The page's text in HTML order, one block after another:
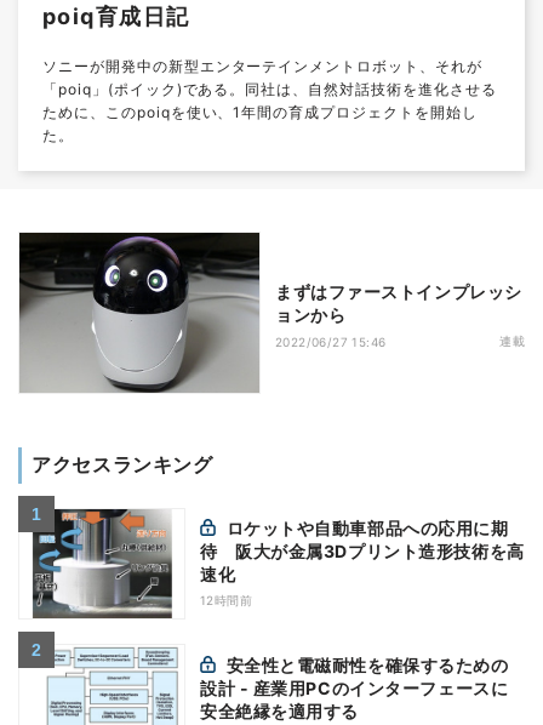
poiq育成日記
ソニーが開発中の新型エンターテインメントロボット、それが
「poiq」(ポイック)である。同社は、自然対話技術を進化させる
ために、このpoiqを使い、1年間の育成プロジェクトを開始し
た。
まずはファーストインプレッシ
ョンから
2022/06/27 15:46 連載
アクセスランキング
待 阪大が金属3Dプリント造形技術を高
速化
12時間前
設計 - 産業用PCのインターフェースに
安全絶縁を適用する